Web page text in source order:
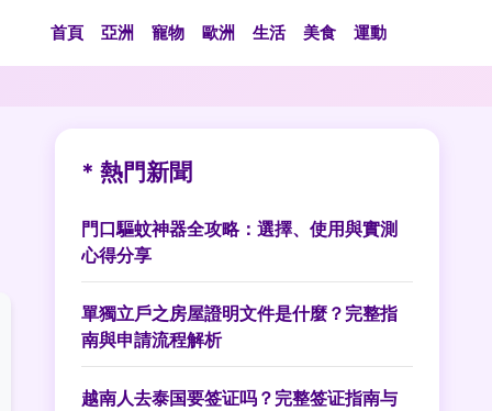
首頁 亞洲 寵物 歐洲 生活 美食 運動
* 熱門新聞
門口驅蚊神器全攻略：選擇、使用與實測
心得分享
單獨立戶之房屋證明文件是什麼？完整指
南與申請流程解析
越南人去泰国要签证吗？完整签证指南与